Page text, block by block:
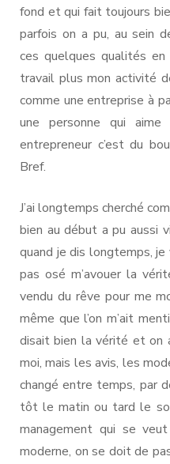
fond et qui fait toujours
parfois on a pu, au sein
ces quelques qualités
travail plus mon activité
comme une entreprise à
une personne qui
entrepreneur c’est du
Bref.
J’ai longtemps cherché
bien au début a pu aussi
quand je dis longtemps, je
pas osé m’avouer la
vendu du rêve pour me
même que l’on m’ait
disait bien la vérité et on
moi, mais les avis, les
changé entre temps, par
tôt le matin ou tard le
management qui se
moderne, on se doit de